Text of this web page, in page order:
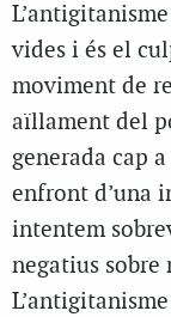
vides i és el
moviment de
aïllament del
generada cap
enfront d’una
intentem
negatius sobre